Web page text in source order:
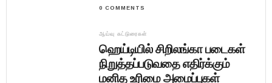
0 COMMENTS
ஆய்வு கட்டுரைகள்
ஹெய்டியில் சிறிலங்கா படைகள்
நிறுத்தப்படுவதை எதிர்க்கும்
மனித உரிமை அமைப்புகள்